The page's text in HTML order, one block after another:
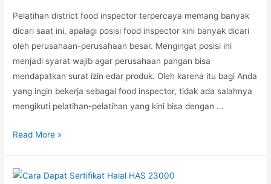
Pelatihan district food inspector terpercaya memang banyak
dicari saat ini, apalagi posisi food inspector kini banyak dicari
oleh perusahaan-perusahaan besar. Mengingat posisi ini
menjadi syarat wajib agar perusahaan pangan bisa
mendapatkan surat izin edar produk. Oleh karena itu bagi Anda
yang ingin bekerja sebagai food inspector, tidak ada salahnya
mengikuti pelatihan-pelatihan yang kini bisa dengan …
Read More »